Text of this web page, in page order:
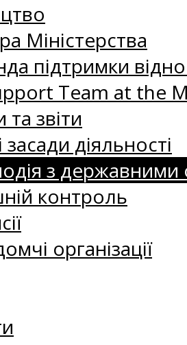
Міністерства
підтримки
Team at the
звіти
діяльності
з
контроль
організації